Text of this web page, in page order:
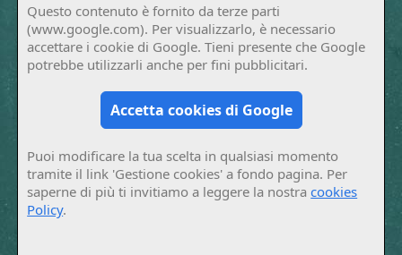
Questo contenuto è fornito da terze parti
(www.google.com). Per visualizzarlo, è necessario
accettare i cookie di Google. Tieni presente che Google
potrebbe utilizzarli anche per fini pubblicitari.
Accetta cookies di Google
Puoi modificare la tua scelta in qualsiasi momento
tramite il link 'Gestione cookies' a fondo pagina. Per
saperne di più ti invitiamo a leggere la nostracookies
Policy.